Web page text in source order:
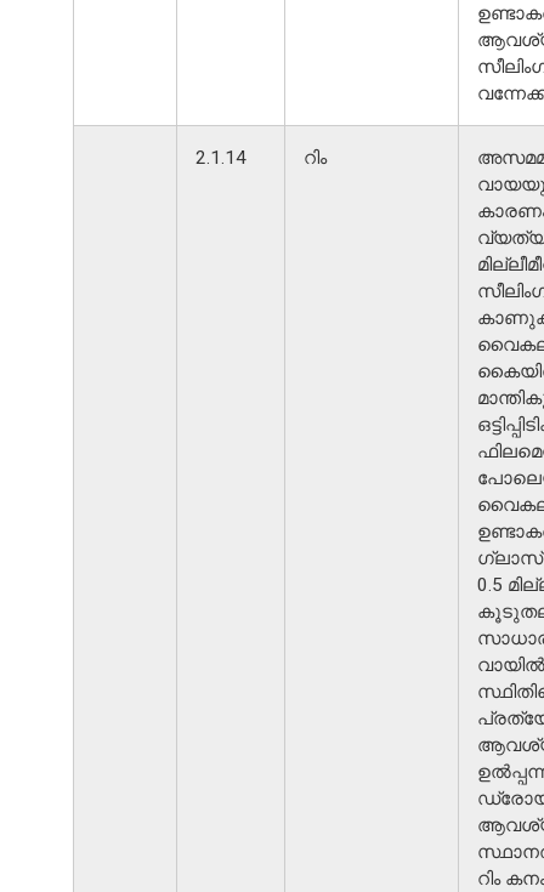
2.1.14 റിം
കാണുക.
0.5
വായിൽ
റിം